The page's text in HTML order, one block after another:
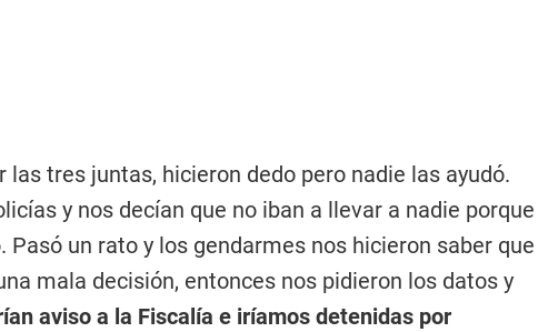
las tres juntas, hicieron dedo pero nadie las ayudó.
y nos decían que no iban a llevar a nadie porque
Pasó un rato y los gendarmes nos hicieron saber que
mala decisión, entonces nos pidieron los datos y
aviso a la Fiscalía e iríamos detenidas por